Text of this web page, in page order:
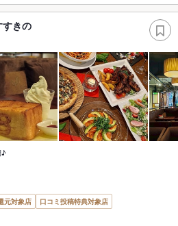
きの
♪
元対象店
口コミ投稿特典対象店